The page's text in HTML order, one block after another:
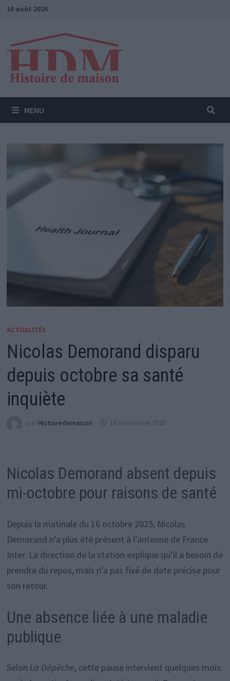
Passer
10 août 2026
MENU
ACTUALITÉS
Nicolas Demorand disparu
depuis octobre sa santé
inquiète
par Histoiredemaison 18 novembre 2025
Nicolas Demorand absent depuis
mi-octobre pour raisons de santé
Depuis la matinale du 16 octobre 2025, Nicolas
Demorand n’a plus été présent à l’antenne de France
Inter. La direction de la station explique qu’il a besoin de
prendre du repos, mais n’a pas fixé de date précise pour
son retour.
Une absence liée à une maladie
publique
Selon La Dépêche, cette pause intervient quelques mois